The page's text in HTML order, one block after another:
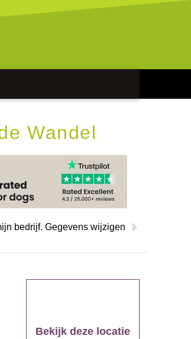
Wandel
bedrijf. Gegevens wijzigen
Bekijk deze locatie